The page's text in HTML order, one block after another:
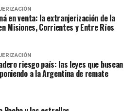
en venta: la extranjerización de la
Misiones, Corrientes y Entre Ríos
riesgo país: las leyes que buscan
a la Argentina de remate